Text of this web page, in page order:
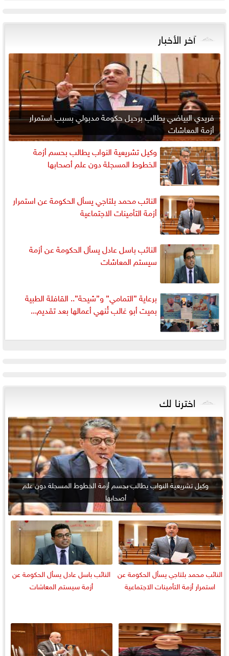
آخر الأخبار
فريدي البياضي يطالب برحيل حكومة مدبولي بسبب استمرار
أزمة المعاشات
وكيل تشريعية النواب يطالب بحسم أزمة
الخطوط المسجلة دون علم أصحابها
النائب محمد بلتاجي يسأل الحكومة عن استمرار
أزمة التأمينات الاجتماعية
النائب باسل عادل يسأل الحكومة عن أزمة
سيستم المعاشات
برعاية ”التمامي” و”شيحة”.. القافلة الطبية
بميت أبو غالب تُنهي أعمالها بعد تقديم...
اخترنا لك
وكيل تشريعية النواب يطالب بحسم أزمة الخطوط المسجلة دون علم
أصحابها
النائب محمد بلتاجي يسأل الحكومة عن
استمرار أزمة التأمينات الاجتماعية
النائب باسل عادل يسأل الحكومة عن
أزمة سيستم المعاشات